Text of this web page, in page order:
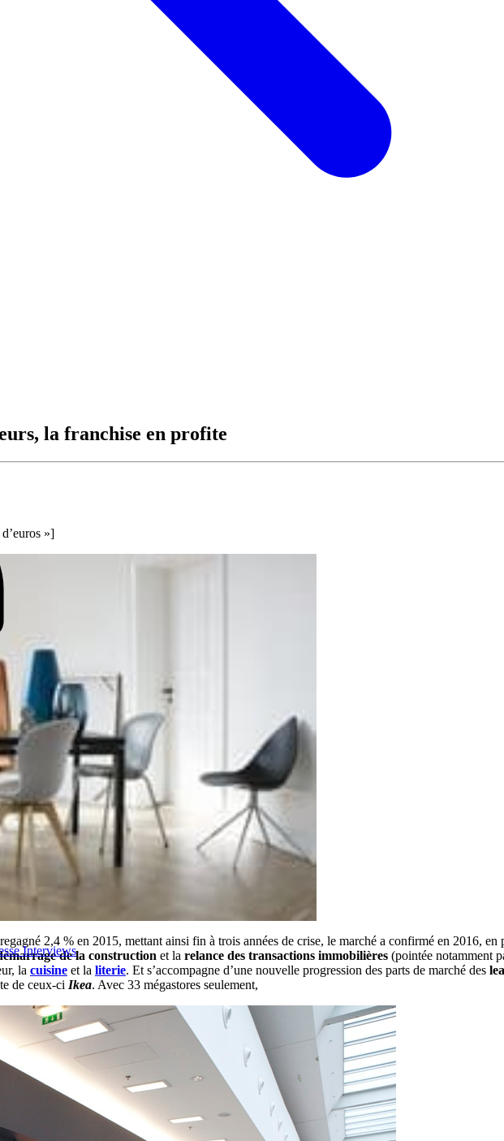
Interviews
la franchise en profite
»]
2,4 % en 2015, mettant ainsi fin à trois années de crise, le marché a confirmé en 2016, en
de la construction et la relance des transactions immobilières (pointée notamment
la cuisine et la literie. Et s’accompagne d’une nouvelle progression des parts de marché des
de ceux-ci Ikea. Avec 33 mégastores seulement,